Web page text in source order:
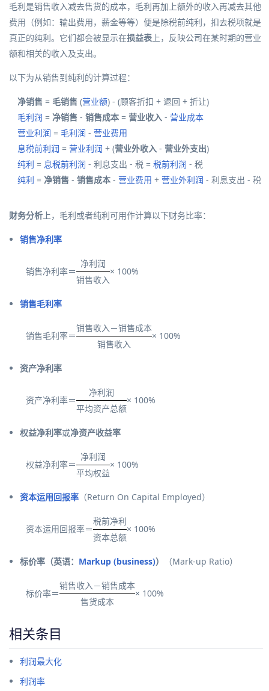
毛利是销售收入减去售货的成本，毛利再加上额外的收入再减去其他
费用（例如：输出费用，薪金等等）便是除税前纯利，扣去税项就是
真正的纯利。它们都会被显示在损益表 上，反映公司在某时期的营业
额和相关的收入及支出。
以下为从销售到纯利的计算过程：
净销售 = 毛销售 (营业额) - (顾客折扣 + 退回 + 折让)
毛利润 = 净销售 - 销售成本 = 营业收入 - 营业成本
营业利润 = 毛利润 - 营业费用
息税前利润 = 营业利润 + (营业外收入 - 营业外支出)
纯利 = 息税前利润 - 利息支出 - 税 = 税前利润 - 税
纯利 = 净销售 - 销售成本 - 营业费用 + 营业外利润 - 利息支出 - 税
财务分析 上，毛利或者纯利可用作计算以下财务比率：
销售净利率
销售净利率＝
净利润
× 100%
销售收入
销售毛利率
销售毛利率＝
销售收入－销售成本
× 100%
销售收入
资产净利率
资产净利率＝
净利润
× 100%
平均资产总额
权益净利率或净资产收益率
权益净利率＝
净利润
× 100%
平均权益
资本运用回报率 （Return On Capital Employed）
资本运用回报率＝
税前净利
× 100%
资本总额
标价率 （英语： Markup (business)） （Mark-up Ratio）
标价率＝
销售收入－销售成本
× 100%
售货成本
相关条目
利润最大化
利润率